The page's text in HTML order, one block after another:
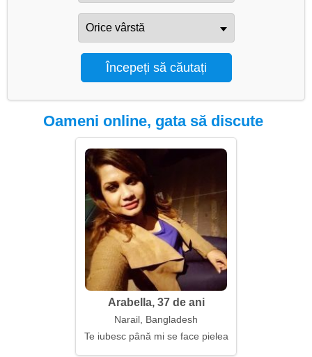
Oameni online, gata să discute
Arabella, 37 de ani
Narail, Bangladesh
Te iubesc până mi se face pielea de găină